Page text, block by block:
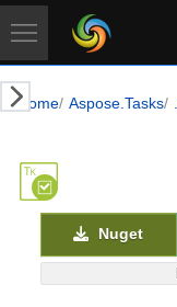
Home Aspose.Tasks
Nuget